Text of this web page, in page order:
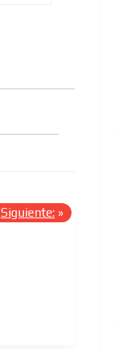
Siguiente: »